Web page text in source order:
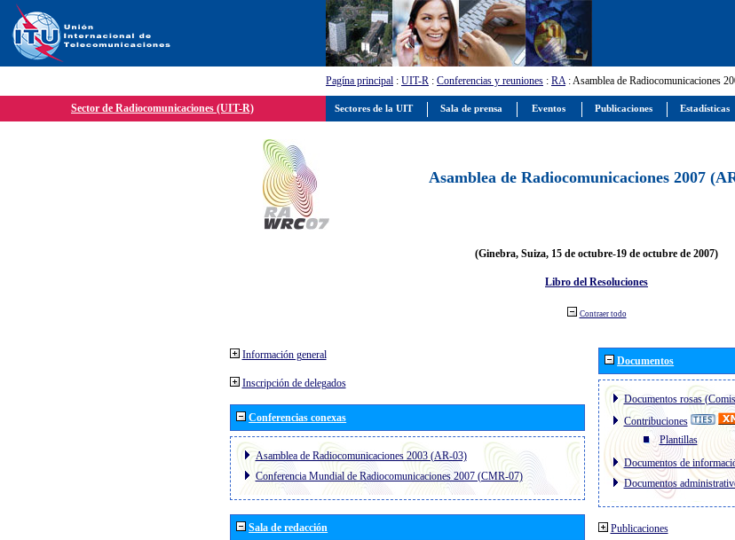
Pagína principal : UIT-R : Conferencias y reuniones : RA: Asamblea de Radiocomunicaciones
Sector de Radiocomunicaciones (UIT-R)
Asamblea de Radiocomunicaciones 2007
(Ginebra, Suiza, 15 de octubre-19 de octubre de 2007)
Libro del Resoluciones
Contraer todo
Información general
Inscripción de delegados
Conferencias conexas
Asamblea de Radiocomunicaciones 2003 (AR-03)
Conferencia Mundial de Radiocomunicaciones 2007 (CMR-07)
Sala de redacción
Documentos
Documentos rosas
Contribuciones
Plantillas
Documentos de
Documentos
Publicaciones
Sectores de la UIT Sala de prensa Eventos Publicaciones Estadísticas